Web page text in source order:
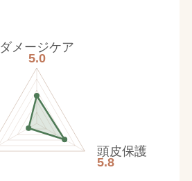
ダメージケア
5.0
頭皮保護
5.8